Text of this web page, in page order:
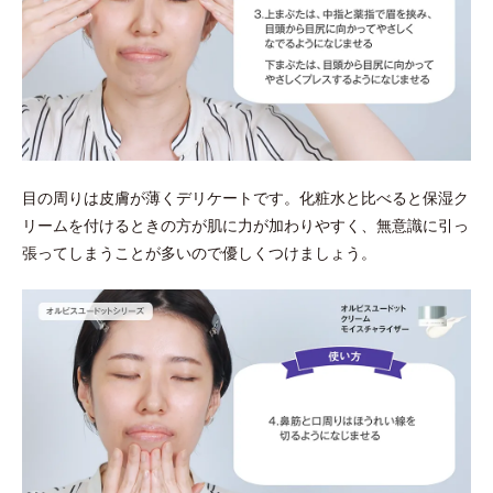
目の周りは皮膚が薄くデリケートです。化粧水と比べると保湿ク
リームを付けるときの方が肌に力が加わりやすく、無意識に引っ
張ってしまうことが多いので優しくつけましょう。